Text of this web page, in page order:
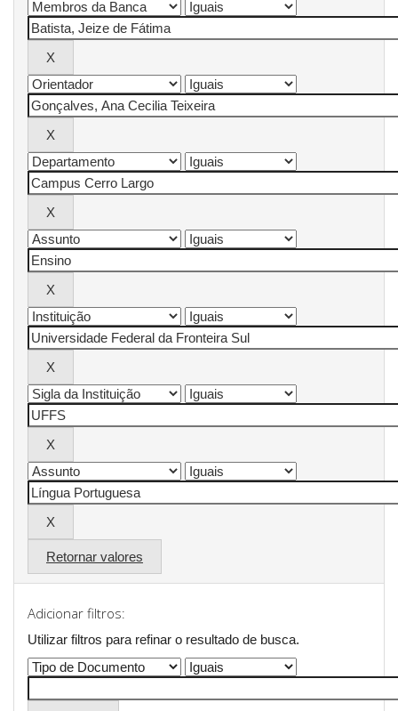
Retornar valores
Adicionar filtros:
Utilizar filtros para refinar o resultado de busca.